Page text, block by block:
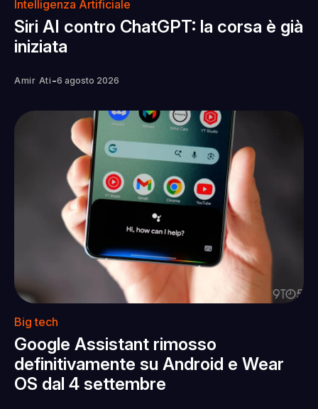
Intelligenza Artificiale
Siri AI contro ChatGPT: la corsa è già
iniziata
Amir Ati -6 agosto 2026
Big tech
Google Assistant rimosso
definitivamente su Android e Wear
OS dal 4 settembre